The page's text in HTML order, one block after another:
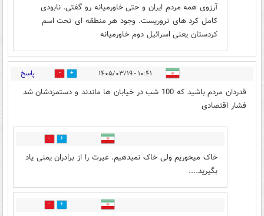
آرزوی همه مردم ایران و حتی خاورمیانه رو گفتی. نابودی
کامل کرد های تروریست. وجود هر منطقه ای تحت اسم
کردستان یعنی اسرائیل دوم خاورمیانه
۱۰:۴۱ - ۱۴۰۵/۰۳/۱۹ 3 پاسخ
قدردان مردم باشید که 100 شب در خیابان ها ماندند و دستمزدشان شد
فشار اقتصادی
4
خاک میخوریم ولی خاک نمیدهیم. غیرت را از برادران یمنی یاد
بگیرید....
4